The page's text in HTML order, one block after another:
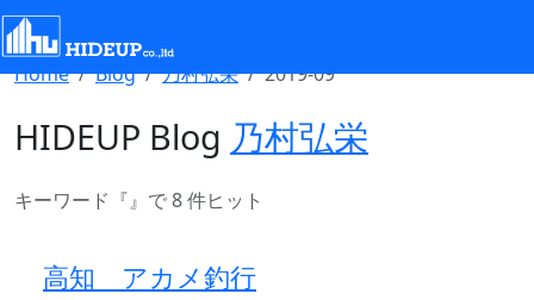
Home Blog 乃村弘栄 2019-09
HIDEUP Blog 乃村弘栄
キーワード『』で 8 件ヒット
高知 アカメ釣行